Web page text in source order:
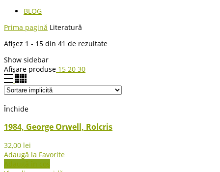
BLOG
Prima pagină Literatură
Afișez 1 - 15 din 41 de rezultate
Show sidebar
Afișare produse 15 20 30
Închide
1984, George Orwell, Rolcris
32,00 lei
Adaugă la Favorite
Adaugă în coș